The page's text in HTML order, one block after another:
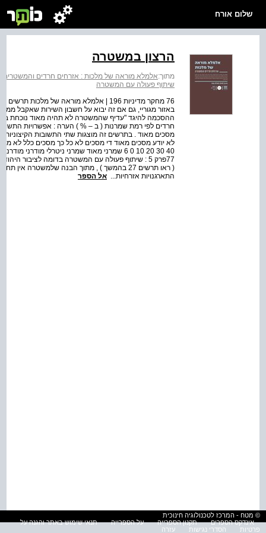
שלום אורח
הרצון במשטרה
מתוך:אלמלא מוראה של מלכות : אזרחים חרדים והמשטרים
שיתוף פעולה עם המשטרה
ההסכמה להיגד "עדיף שהמשטרה לא תהיה מאוד נוכחת
חרדים לפי רמת שמרנות ( ב – % ) הערה : אפשרויות
77פרק 5 : שיתוף פעולה עם המשטרה בדומה לציבור
( ראו תרשים 27 בהמשך ) , מתוך הבנה שלמשטרה
התארגנויות אזרחיות... אל הספר
© מטח - המרכז לטכנולוגיה חינוכית
אינדקס הספרים
תקנון הספרייה על הספרייה
תנאי שימוש באתר והגנה על
פרטיות
הסדרי נגישות עזרה